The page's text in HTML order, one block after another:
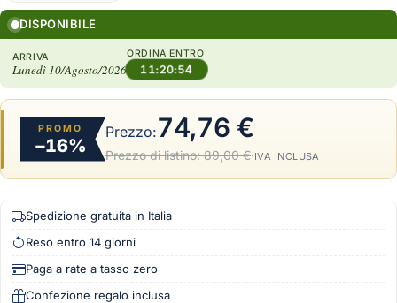
DISPONIBILE
ARRIVA
Lunedì 10/Agosto/2026
ORDINA ENTRO
11:20:53
PROMO
−16%
Prezzo:74,76 €
Prezzo di listino:89,00 €·IVA INCLUSA
Spedizione gratuita in Italia
Reso entro 14 giorni
Paga a rate a tasso zero
Confezione regalo inclusa